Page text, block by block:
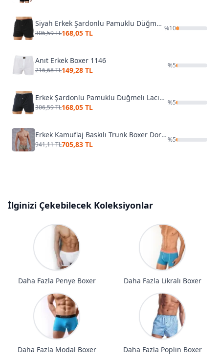
Siyah Erkek Şardonlu Pamuklu Düğmeli Penye Boxer Özkan 0041
306,59 TL168,05 TL
%10
Anıt Erkek Boxer 1146
216,68 TL149,28 TL
%5
Erkek Şardonlu Pamuklu Düğmeli Lacivert Penye Boxer Özkan 0041
306,59 TL168,05 TL
%5
Erkek Kamuflaj Baskılı Trunk Boxer Doreanse 1745
941,11 TL705,83 TL
%5
İlginizi Çekebilecek Koleksiyonlar
Daha Fazla Penye Boxer Daha Fazla Likralı Boxer
Daha Fazla Modal Boxer Daha Fazla Poplin Boxer